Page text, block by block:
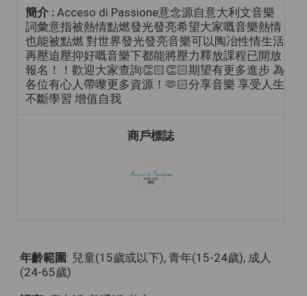
簡介 : Acceso di Passione意念源自意大利文音樂
詞彙意指被熱情點燃發光發亮希望大家嘅音樂熱情
也能被點燃 對世界發光發亮音樂可以陶冶性情生活
再壓迫壓抑好嘅音樂下都能將壓力釋放課程已開放
報名！！歡迎大家查詢👏🏻👏🏻期望有更多進步 為
各位有心人帶嚟更多資源！🫶🏻分享音樂 享受人生
不斷學習 增值自我
商戶標誌
年齡範圍: 兒童(15歲或以下), 青年(15-24歲), 成人
(24-65歲)